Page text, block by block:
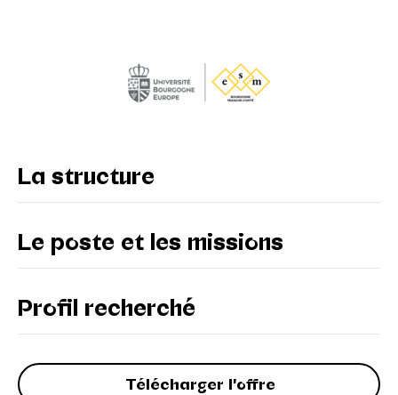
La structure
Le poste et les missions
Profil recherché
Télécharger l'offre